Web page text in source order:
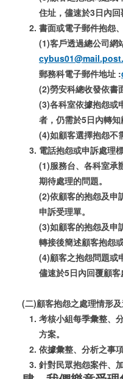
住址，儘速於3日內
書面或電子郵件抱怨
(1)客戶透過總公司網
郵務科電子郵件地址 :
(2)勞安科總收發依書
(3)各科室依據抱怨或
者，仍需於5日內轉
(4)如顧客選擇抱怨不
電話抱怨或申訴處理
(1)服務台、各科室承
期待處理的問題。
(2)依顧客的抱怨及申
申訴受理單。
(3)如顧客的抱怨及申
轉接後簡述顧客抱怨
(4)顧客之抱怨問題或
儘速於5日內回覆顧
(二)顧客抱怨之處理情形
考核小組每季彙整、
方案。
依據彙整、分析之事
針對民眾抱怨案件、